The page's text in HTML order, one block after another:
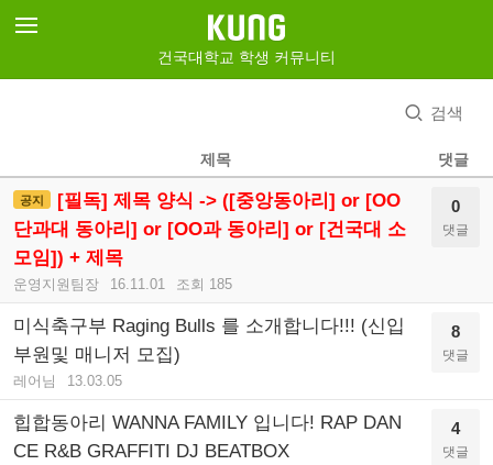
건국대학교 학생 커뮤니티
검색
제목 댓글
공지
[필독] 제목 양식 -> ([중앙동아리] or [OO
단과대 동아리] or [OO과 동아리] or [건국대 소
모임]) + 제목
운영지원팀장 16.11.01 조회 185
0
댓글
미식축구부 Raging Bulls 를 소개합니다!!! (신입
부원및 매니저 모집)
레어님 13.03.05
8
댓글
힙합동아리 WANNA FAMILY 입니다! RAP DAN
CE R&B GRAFFITI DJ BEATBOX
4
댓글